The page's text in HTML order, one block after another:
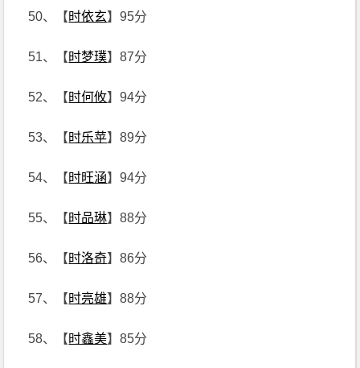
50、【时依玄】95分
51、【时梦璞】87分
52、【时何攸】94分
53、【时乐苹】89分
54、【时旺涵】94分
55、【时品琳】88分
56、【时洛奇】86分
57、【时亮雄】88分
58、【时鑫美】85分